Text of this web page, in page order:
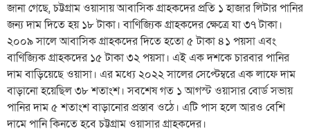
জানা গেছে, চট্টগ্রাম ওয়াসায় আবাসিক গ্রাহকদের প্রতি ১ হাজার লিটার পানির
জন্য দাম দিতে হয় ১৮ টাকা। বাণিজ্যিক গ্রাহকদের ক্ষেত্রে যা ৩৭ টাকা।
২০০৯ সালে আবাসিক গ্রাহকদের দিতে হতো ৫ টাকা ৪১ পয়সা এবং
বাণিজ্যিক গ্রাহকদের ১৫ টাকা ৩২ পয়সা। এই এক দশকে চারবার পানির
দাম বাড়িয়েছে ওয়াসা। এর মধ্যে ২০২২ সালের সেপ্টেম্বরে এক লাফে দাম
বাড়ানো হয়েছিল ৩৮ শতাংশ। সবশেষ গত ১ আগস্ট ওয়াসার বোর্ড সভায়
পানির দাম ৫ শতাংশ বাড়ানোর প্রস্তাব ওঠে। এটি পাস হলে আরও বেশি
দামে পানি কিনতে হবে চট্টগ্রাম ওয়াসার গ্রাহকদের।